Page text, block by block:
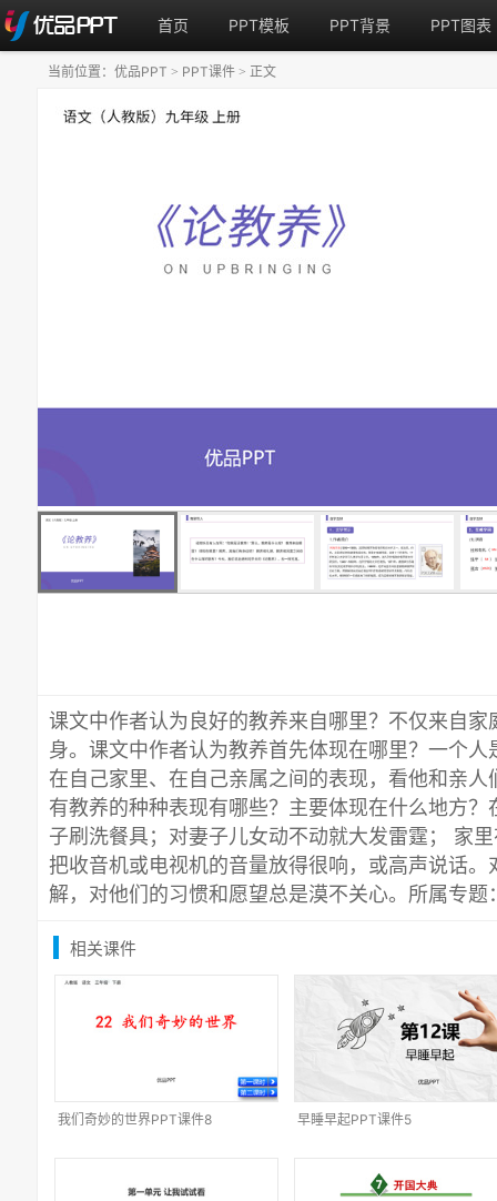
首页 PPT模板 PPT背景 PPT图表
课文中作者认为良好的教养来自哪里？不仅来自
身。课文中作者认为教养首先体现在哪里？一个
在自己家里、在自己亲属之间的表现，看他和亲
有教养的种种表现有哪些？主要体现在什么地方
子刷洗餐具；对妻子儿女动不动就大发雷霆； 家
把收音机或电视机的音量放得很响，或高声说话
解，对他们的习惯和愿望总是漠不关心。所属专题
当前位置： 优品PPT > PPT课件 > 正文
相关课件
我们奇妙的世界PPT课件8 早睡早起PPT课件5